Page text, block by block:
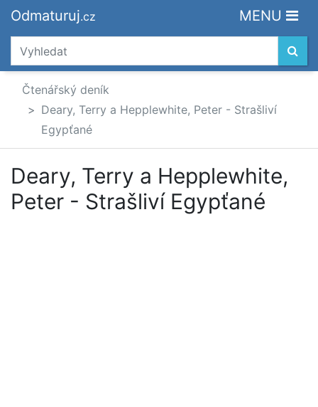
Odmaturuj.cz MENU
Čtenářský deník
Deary, Terry a Hepplewhite, Peter - Strašliví
Egypťané
Deary, Terry a Hepplewhite,
Peter - Strašliví Egypťané